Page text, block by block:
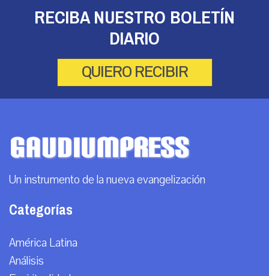
RECIBA NUESTRO BOLETÍN
DIARIO
QUIERO RECIBIR
Un instrumento de la nueva evangelización
Categorías
América Latina
Análisis